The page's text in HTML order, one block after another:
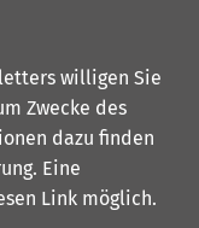
willigen Sie
Zwecke des
dazu finden
. Eine
Link möglich.